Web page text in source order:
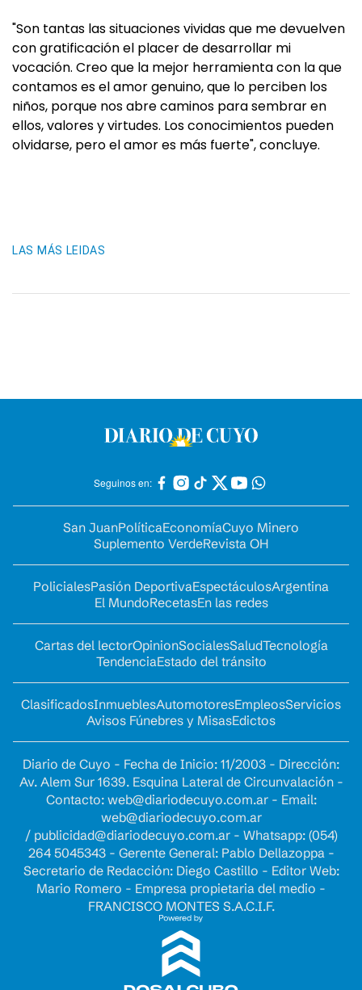
"Son tantas las situaciones vividas que me devuelven
con gratificación el placer de desarrollar mi
vocación. Creo que la mejor herramienta con la que
contamos es el amor genuino, que lo perciben los
niños, porque nos abre caminos para sembrar en
ellos, valores y virtudes. Los conocimientos pueden
olvidarse, pero el amor es más fuerte", concluye.
LAS MÁS LEIDAS
Seguinos en:
San JuanPolíticaEconomíaCuyo Minero
Suplemento VerdeRevista OH
PolicialesPasión DeportivaEspectáculosArgentina
El MundoRecetasEn las redes
Cartas del lectorOpinionSocialesSaludTecnología
TendenciaEstado del tránsito
ClasificadosInmueblesAutomotoresEmpleosServicios
Avisos Fúnebres y MisasEdictos
Diario de Cuyo - Fecha de Inicio: 11/2003 - Dirección:
Av. Alem Sur 1639. Esquina Lateral de Circunvalación -
Contacto: web@diariodecuyo.com.ar- Email:
web@diariodecuyo.com.ar
/ publicidad@diariodecuyo.com.ar- Whatsapp: (054)
264 5045343 - Gerente General: Pablo Dellazoppa -
Secretario de Redacción: Diego Castillo - Editor Web:
Mario Romero - Empresa propietaria del medio -
FRANCISCO MONTES S.A.C.I.F.